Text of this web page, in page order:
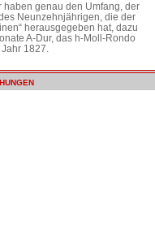
haben genau den Umfang, der
Neunzehnjährigen, die der
herausgegeben hat, dazu
A-Dur, das h-Moll-Rondo
1827.